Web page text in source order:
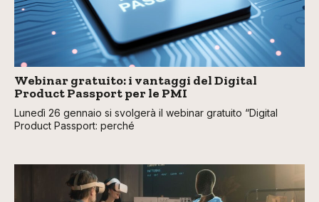
Webinar gratuito: i vantaggi del Digital
Product Passport per le PMI
Lunedì 26 gennaio si svolgerà il webinar gratuito “Digital
Product Passport: perché